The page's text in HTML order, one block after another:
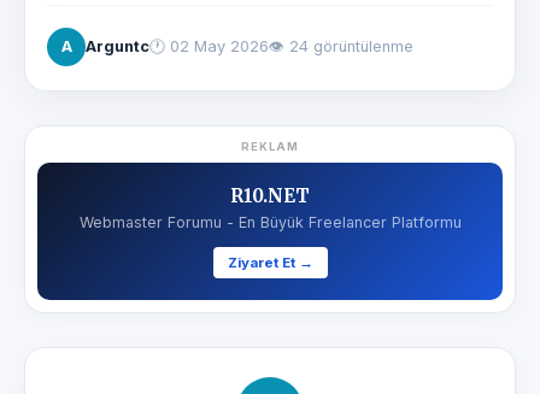
A Arguntc🕐 02 May 2026👁 24 görüntülenme
REKLAM
R10.NET
Webmaster Forumu - En Büyük Freelancer Platformu
Ziyaret Et →